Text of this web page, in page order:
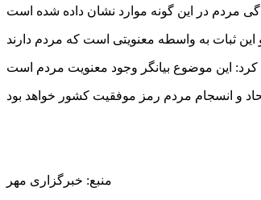
منبع: خبرگزاری مهر